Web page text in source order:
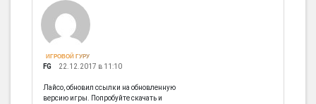
ИГРОВОЙ ГУРУ
FG 22.12.2017 в 11:10
Лайсо, обновил ссылки на обновленную
версию игры. Попробуйте скачать и